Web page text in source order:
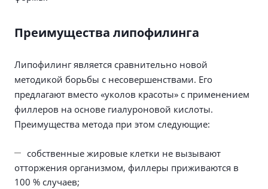
Преимущества липофилинга
Липофилинг является сравнительно новой
методикой борьбы с несовершенствами. Его
предлагают вместо «уколов красоты» с применением
филлеров на основе гиалуроновой кислоты.
Преимущества метода при этом следующие:
собственные жировые клетки не вызывают
отторжения организмом, филлеры приживаются в
100 % случаев;